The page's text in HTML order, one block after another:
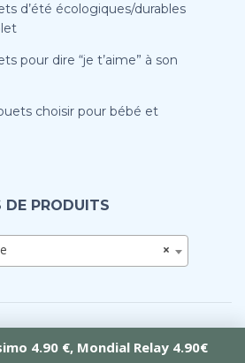
4.90 €, Mondial Relay 4.90€
d’été écologiques/durables
pour dire “je t’aime” à son
choisir pour bébé et
DE PRODUITS
×